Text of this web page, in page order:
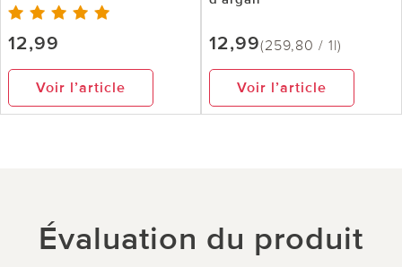
12,99
Voir l’article
12,99(259,80 / 1l)
Voir l’article
Évaluation du produit